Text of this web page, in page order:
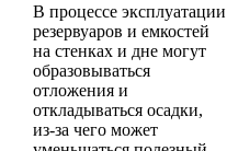
В процессе эксплуатации
резервуаров и емкостей
на стенках и дне могут
образовываться
отложения и
откладываться осадки,
из-за чего может